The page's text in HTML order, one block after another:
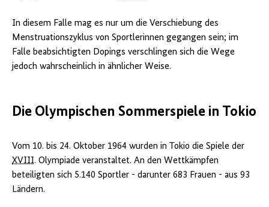
In diesem Falle mag es nur um die Verschiebung des
Menstruationszyklus von Sportlerinnen gegangen sein; im
Falle beabsichtigten Dopings verschlingen sich die Wege
jedoch wahrscheinlich in ähnlicher Weise.
Die Olympischen Sommerspiele in Tokio
Vom 10. bis 24. Oktober 1964 wurden in Tokio die Spiele der
XVIII. Olympiade veranstaltet. An den Wettkämpfen
beteiligten sich 5.140 Sportler - darunter 683 Frauen - aus 93
Ländern.